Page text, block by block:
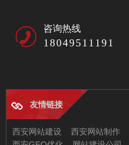
咨询热线
18049511191
友情链接
西安网站建设 西安网站制作